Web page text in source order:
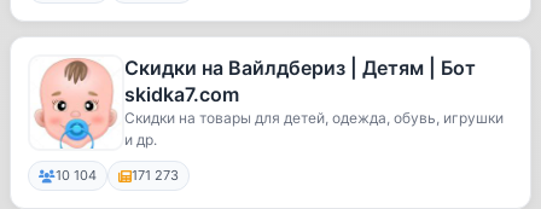
Скидки на Вайлдбериз | Детям | Бот
skidka7.com
Скидки на товары для детей, одежда, обувь, игрушки
и др.
10 104 171 273